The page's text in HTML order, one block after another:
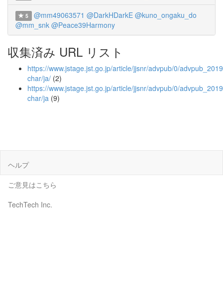
5 @mm49063571 @DarkHDarkE @kuno_ongaku_do
@mm_snk @Peace39Harmony
収集済み URL リスト
https://www.jstage.jst.go.jp/article/jjsnr/advpub/0/
char/ja/ (2)
https://www.jstage.jst.go.jp/article/jjsnr/advpub/0/
char/ja (9)
ヘルプ
ご意見はこちら
TechTech Inc.